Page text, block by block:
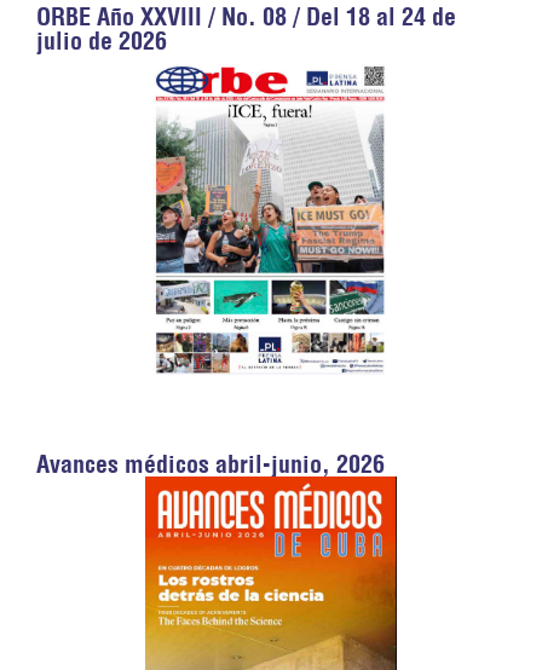
ORBE Año XXVIII / No. 08 / Del 18 al 24 de
julio de 2026
Avances médicos abril-junio, 2026